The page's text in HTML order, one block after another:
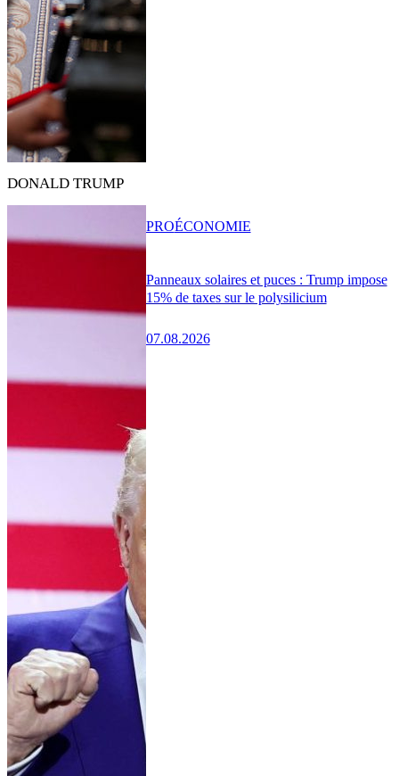
DONALD TRUMP
Panneaux solaires et puces : Trump impose
15% de taxes sur le polysilicium
07.08.2026
PROÉCONOMIE